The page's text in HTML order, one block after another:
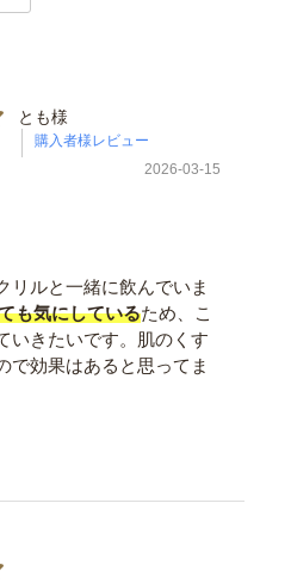
とも様
2026-03-15
リルと一緒に飲んでいま
も気にしているため、こ
いきたいです。肌のくす
で効果はあると思ってま